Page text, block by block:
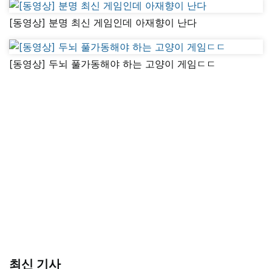
[동영상] 분명 최신 게임인데 아재향이 난다
[동영상] 두뇌 풀가동해야 하는 고양이 게임ㄷㄷ
최신 기사